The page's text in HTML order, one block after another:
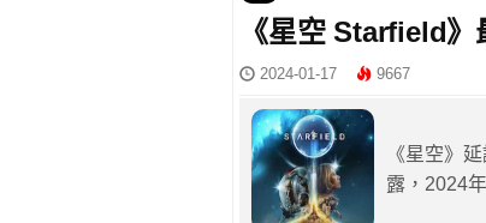
《星空 Starfield
2024-01-17 9667
《星空》
露，2024